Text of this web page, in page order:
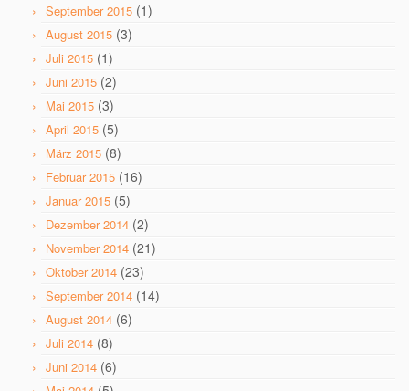
September 2015 (1)
August 2015 (3)
Juli 2015 (1)
Juni 2015 (2)
Mai 2015 (3)
April 2015 (5)
März 2015 (8)
Februar 2015 (16)
Januar 2015 (5)
Dezember 2014 (2)
November 2014 (21)
Oktober 2014 (23)
September 2014 (14)
August 2014 (6)
Juli 2014 (8)
Juni 2014 (6)